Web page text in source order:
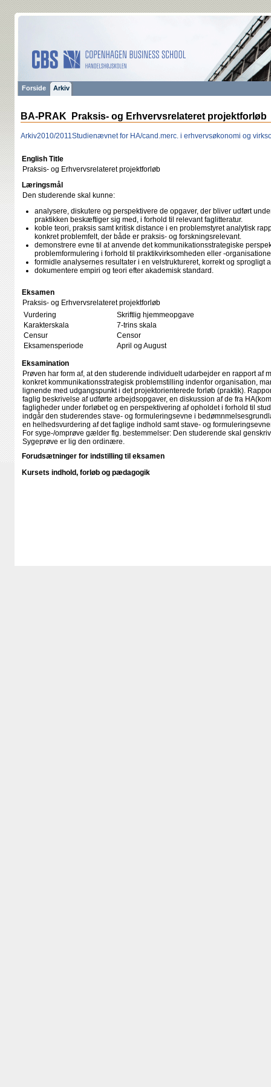
Forside Arkiv
BA-PRAK Praksis- og Erhvervsrelateret projektforløb
Arkiv2010/2011Studienævnet for HA/cand.merc. i erhvervsøkonomi og
English Title
Praksis- og Erhvervsrelateret projektforløb
Læringsmål
Den studerende skal kunne:
analysere, diskutere og perspektivere de opgaver, der bliver udført
praktikken beskæftiger sig med, i forhold til relevant faglitteratur.
koble teori, praksis samt kritisk distance i en problemstyret analytisk
konkret problemfelt, der både er praksis- og forskningsrelevant.
demonstrere evne til at anvende det kommunikationsstrategiske
problemformulering i forhold til praktikvirksomheden eller -
formidle analysernes resultater i en velstruktureret, korrekt og sprogligt
dokumentere empiri og teori efter akademisk standard.
Eksamen
Praksis- og Erhvervsrelateret projektforløb
Vurdering
Skriftlig hjemmeopgave
Karakterskala
7-trins skala
Censur
Censor
Eksamensperiode
April og August
Eksamination
Prøven har form af, at den studerende individuelt udarbejder en rapport af
konkret kommunikationsstrategisk problemstilling indenfor organisation,
lignende med udgangspunkt i det projektorienterede forløb (praktik).
faglig beskrivelse af udførte arbejdsopgaver, en diskussion af de fra
fagligheder under forløbet og en perspektivering af opholdet i forhold til
indgår den studerendes stave- og formuleringsevne i
en helhedsvurdering af det faglige indhold samt stave- og
For syge-/omprøve gælder flg. bestemmelser: Den studerende skal
Sygeprøve er lig den ordinære.
Forudsætninger for indstilling til eksamen
Kursets indhold, forløb og pædagogik